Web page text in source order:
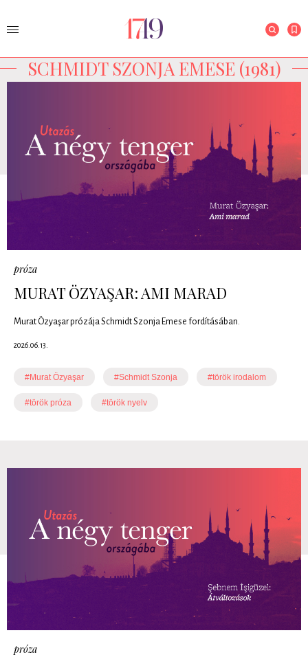
SCHMIDT SZONJA EMESE (1981)
próza
MURAT ÖZYAŞAR: AMI MARAD
Murat Özyaşar prózája Schmidt Szonja Emese fordításában.
2026.06.13.
#Murat Özyaşar #Schmidt Szonja #török irodalom
#török próza #török nyelv
próza